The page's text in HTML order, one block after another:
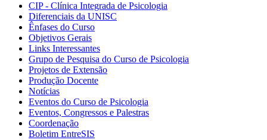
CIP - Clínica Integrada de Psicologia
Diferenciais da UNISC
Ênfases do Curso
Objetivos Gerais
Links Interessantes
Grupo de Pesquisa do Curso de Psicologia
Projetos de Extensão
Produção Docente
Notícias
Eventos do Curso de Psicologia
Eventos, Congressos e Palestras
Coordenação
Boletim EntreSIS